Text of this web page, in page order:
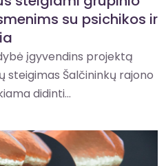
su psichikos ir
įgyvendins projektą
steigimas Šalčininkų rajono
didinti...